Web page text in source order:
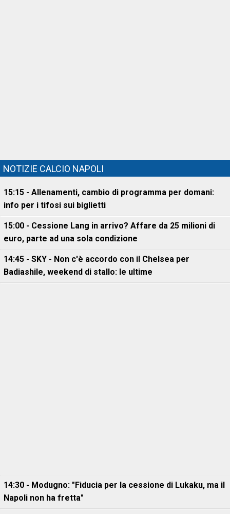
NOTIZIE CALCIO NAPOLI
15:15 - Allenamenti, cambio di programma per domani:
info per i tifosi sui biglietti
15:00 - Cessione Lang in arrivo? Affare da 25 milioni di
euro, parte ad una sola condizione
14:45 - SKY - Non c'è accordo con il Chelsea per
Badiashile, weekend di stallo: le ultime
14:30 - Modugno: "Fiducia per la cessione di Lukaku, ma il
Napoli non ha fretta"